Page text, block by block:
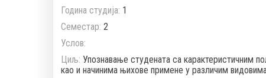
Година студија: 1
Семестар: 2
Услов:
Циљ: Упознавање студената са карактеристичним
као и начинима њихове примене у различим